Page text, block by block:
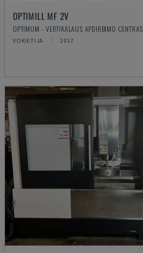
OPTIMILL MF 2V
OPTIMUM - VERTIKALAUS APDIRBIMO CENTRAS
VOKIETIJA 2017